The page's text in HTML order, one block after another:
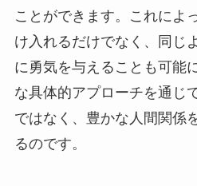
ことができます。これによ
け入れるだけでなく、同じ
に勇気を与えることも可能
な具体的アプローチを通じ
ではなく、豊かな人間関係
るのです。